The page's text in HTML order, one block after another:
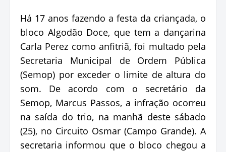
Há 17 anos fazendo a festa da criançada, o
bloco Algodão Doce, que tem a dançarina
Carla Perez como anfitriã, foi multado pela
Secretaria Municipal de Ordem Pública
(Semop) por exceder o limite de altura do
som. De acordo com o secretário da
Semop, Marcus Passos, a infração ocorreu
na saída do trio, na manhã deste sábado
(25), no Circuito Osmar (Campo Grande). A
secretaria informou que o bloco chegou a